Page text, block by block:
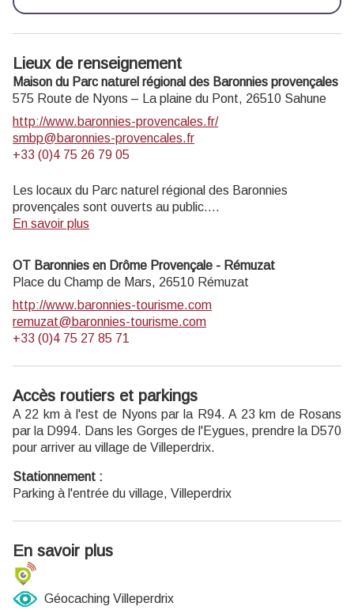
Lieux de renseignement
Maison du Parc naturel régional des Baronnies provençales
575 Route de Nyons – La plaine du Pont, 26510 Sahune
http://www.baronnies-provencales.fr/
smbp@baronnies-provencales.fr
+33 (0)4 75 26 79 05
Les locaux du Parc naturel régional des Baronnies
provençales sont ouverts au public.
31 OCTOBRE 2025
Du mardi au vendredi de 14h à 18h, et les dimanches de
juillet et août de 14h à 18h
En savoir plus
OT Baronnies en Drôme Provençale - Rémuzat
Place du Champ de Mars, 26510 Rémuzat
http://www.baronnies-tourisme.com
remuzat@baronnies-tourisme.com
+33 (0)4 75 27 85 71
Accès routiers et parkings
A 22 km à l'est de Nyons par la R94. A 23 km de Rosans
par la D994. Dans les Gorges de l'Eygues, prendre la D570
pour arriver au village de Villeperdrix.
Stationnement :
Parking à l'entrée du village, Villeperdrix
En savoir plus
Géocaching Villeperdrix